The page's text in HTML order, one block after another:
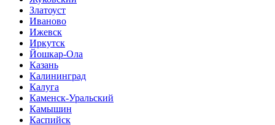
Златоуст
Иваново
Ижевск
Иркутск
Йошкар-Ола
Казань
Калининград
Калуга
Каменск-Уральский
Камышин
Каспийск